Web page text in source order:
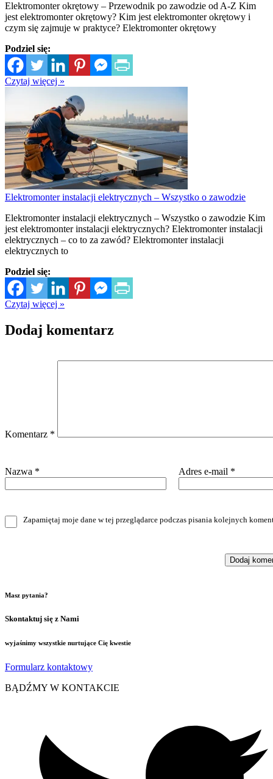
Elektromonter okrętowy – Przewodnik po zawodzie od A-Z Kim
jest elektromonter okrętowy? Kim jest elektromonter okrętowy i
czym się zajmuje w praktyce? Elektromonter okrętowy
Podziel się:
Czytaj więcej »
Elektromonter instalacji elektrycznych – Wszystko o zawodzie
Elektromonter instalacji elektrycznych – Wszystko o zawodzie Kim
jest elektromonter instalacji elektrycznych? Elektromonter instalacji
elektrycznych – co to za zawód? Elektromonter instalacji
elektrycznych to
Podziel się:
Czytaj więcej »
Dodaj komentarz
Komentarz *
Nazwa * Adres e-mail *
Zapamiętaj moje dane w tej przeglądarce podczas pisania kolejnych
Masz pytania?
Skontaktuj się z Nami
wyjaśnimy wszystkie nurtujące Cię kwestie
Formularz kontaktowy
BĄDŹMY W KONTAKCIE